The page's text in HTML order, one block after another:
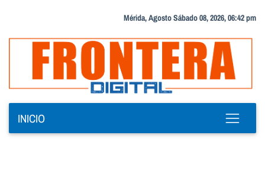
Mérida, Agosto Sábado 08, 2026, 06:42 pm
INICIO